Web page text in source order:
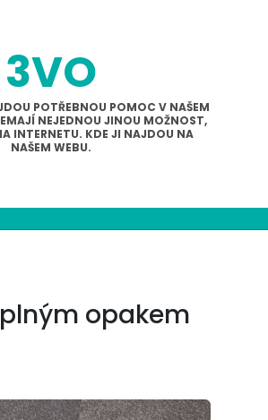
3VO
POTŘEBNOU POMOC V NAŠEM
NEJEDNOU JINOU MOŽNOST,
INTERNETU. KDE JI NAJDOU NA
NAŠEM WEBU.
opakem